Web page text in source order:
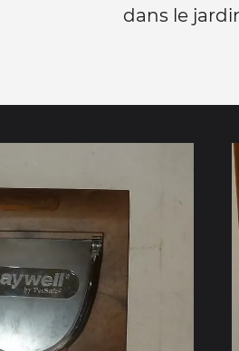
dans le